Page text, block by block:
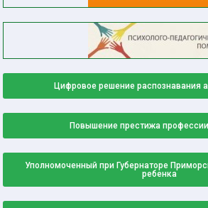
Цифровое решение распознавания
Повышение престижа
Уполномоченный при Губернаторе
ребенка